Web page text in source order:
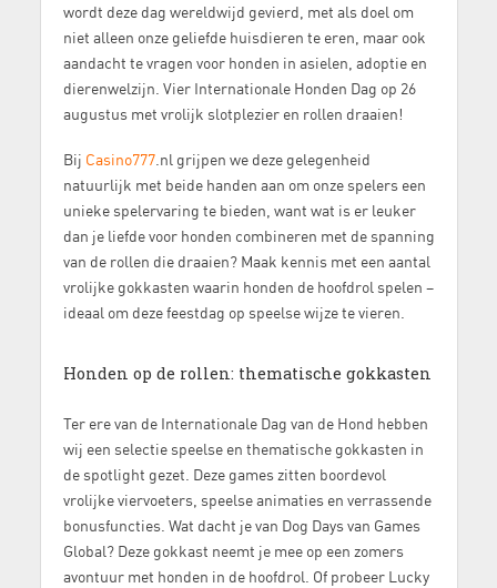
wordt deze dag wereldwijd gevierd, met als doel om
niet alleen onze geliefde huisdieren te eren, maar ook
aandacht te vragen voor honden in asielen, adoptie en
dierenwelzijn. Vier Internationale Honden Dag op 26
augustus met vrolijk slotplezier en rollen draaien!
Bij Casino777.nl grijpen we deze gelegenheid
natuurlijk met beide handen aan om onze spelers een
unieke spelervaring te bieden, want wat is er leuker
dan je liefde voor honden combineren met de spanning
van de rollen die draaien? Maak kennis met een aantal
vrolijke gokkasten waarin honden de hoofdrol spelen –
ideaal om deze feestdag op speelse wijze te vieren.
Honden op de rollen: thematische gokkasten
Ter ere van de Internationale Dag van de Hond hebben
wij een selectie speelse en thematische gokkasten in
de spotlight gezet. Deze games zitten boordevol
vrolijke viervoeters, speelse animaties en verrassende
bonusfuncties. Wat dacht je van Dog Days van Games
Global? Deze gokkast neemt je mee op een zomers
avontuur met honden in de hoofdrol. Of probeer Lucky